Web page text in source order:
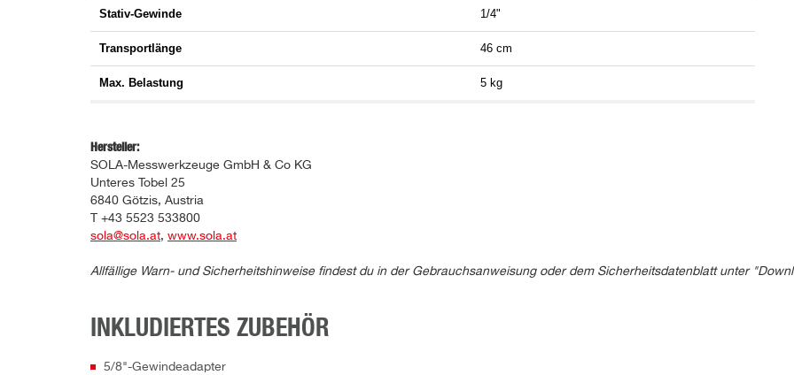
Stativ-Gewinde 1/4"
Transportlänge 46 cm
Max. Belastung 5 kg
Hersteller:
SOLA-Messwerkzeuge GmbH & Co KG
Unteres Tobel 25
6840 Götzis, Austria
T +43 5523 533800
sola@sola.at, www.sola.at
Allfällige Warn- und Sicherheitshinweise findest du in der Gebrauchsanweisung oder dem Sicherheitsdatenblatt unter
INKLUDIERTES ZUBEHÖR
5/8"-Gewindeadapter